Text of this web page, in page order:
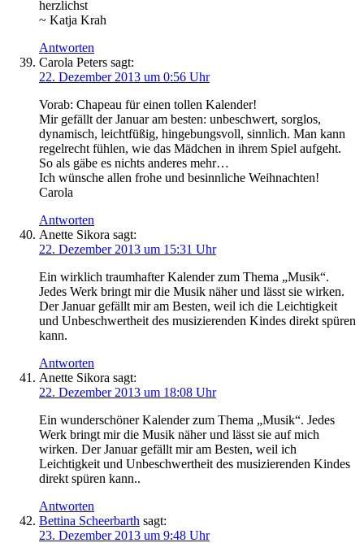
herzlichst
~ Katja Krah
Antworten
Carola Peters sagt:
22. Dezember 2013 um 0:56 Uhr
Vorab: Chapeau für einen tollen Kalender!
Mir gefällt der Januar am besten: unbeschwert, sorglos,
dynamisch, leichtfüßig, hingebungsvoll, sinnlich. Man kann
regelrecht fühlen, wie das Mädchen in ihrem Spiel aufgeht.
So als gäbe es nichts anderes mehr…
Ich wünsche allen frohe und besinnliche Weihnachten!
Carola
Antworten
Anette Sikora sagt:
22. Dezember 2013 um 15:31 Uhr
Ein wirklich traumhafter Kalender zum Thema „Musik“.
Jedes Werk bringt mir die Musik näher und lässt sie wirken.
Der Januar gefällt mir am Besten, weil ich die Leichtigkeit
und Unbeschwertheit des musizierenden Kindes direkt spüren
kann.
Antworten
Anette Sikora sagt:
22. Dezember 2013 um 18:08 Uhr
Ein wunderschöner Kalender zum Thema „Musik“. Jedes
Werk bringt mir die Musik näher und lässt sie auf mich
wirken. Der Januar gefällt mir am Besten, weil ich
Leichtigkeit und Unbeschwertheit des musizierenden Kindes
direkt spüren kann..
Antworten
Bettina Scheerbarth sagt:
23. Dezember 2013 um 9:48 Uhr